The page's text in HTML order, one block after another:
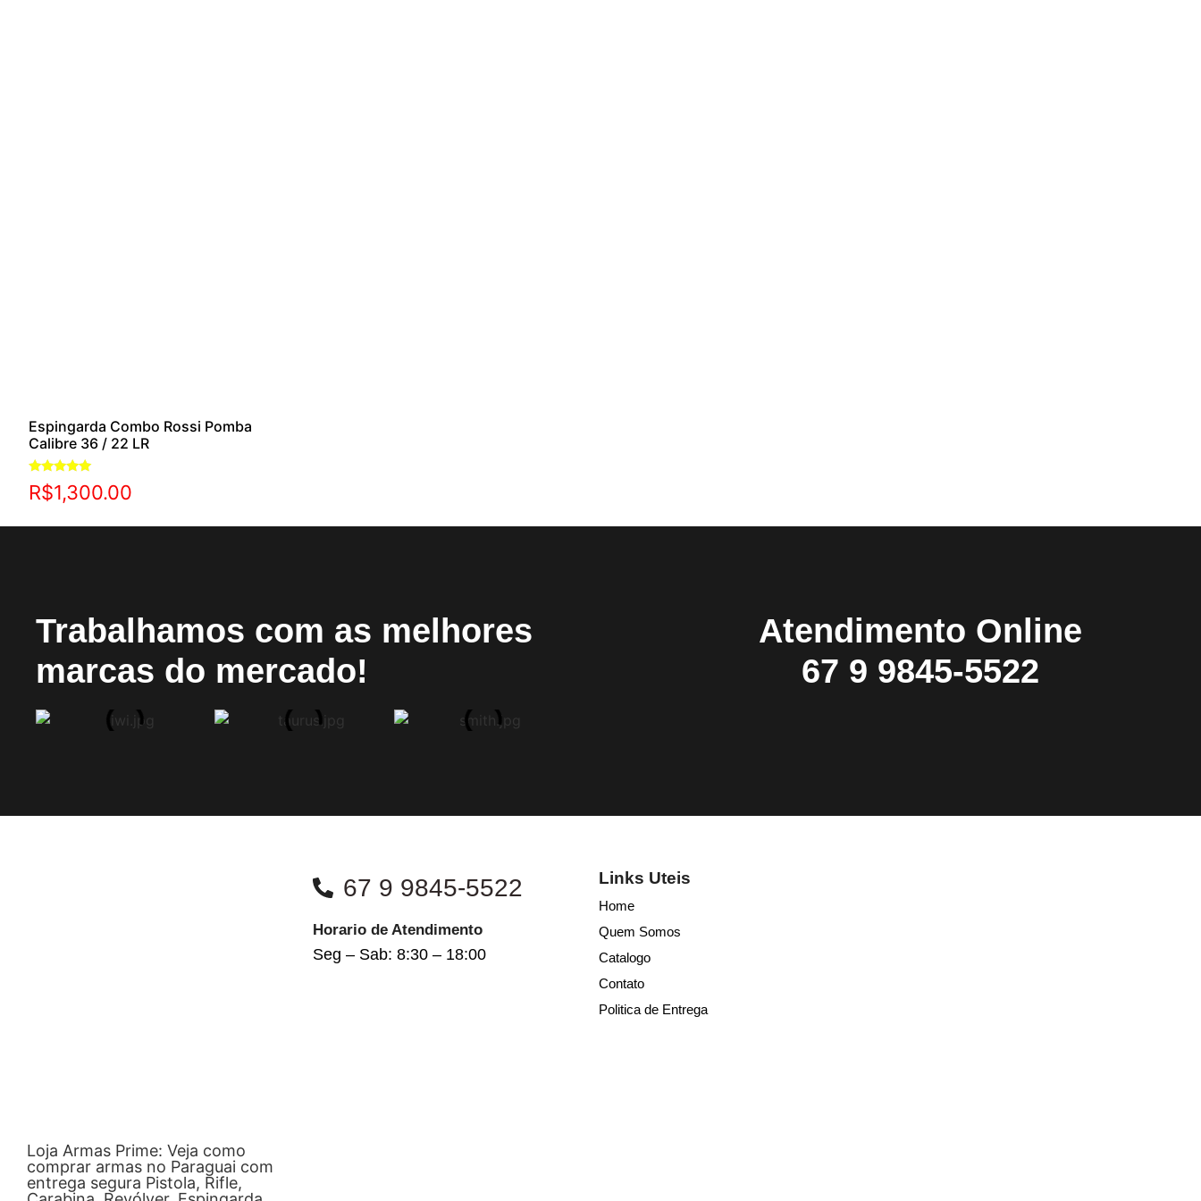
Espingarda Combo Rossi Pomba
Calibre 36 / 22 LR
Avaliação
5.00
R$1,300.00
Trabalhamos com as melhores
marcas do mercado!
Atendimento Online
67 9 9845-5522
Loja Armas Prime: Veja como
comprar armas no Paraguai com
entrega segura Pistola, Rifle,
67 9 9845-5522
Horario de Atendimento
Seg – Sab: 8:30 – 18:00
Links Uteis
Home
Quem Somos
Catalogo
Contato
Politica de Entrega